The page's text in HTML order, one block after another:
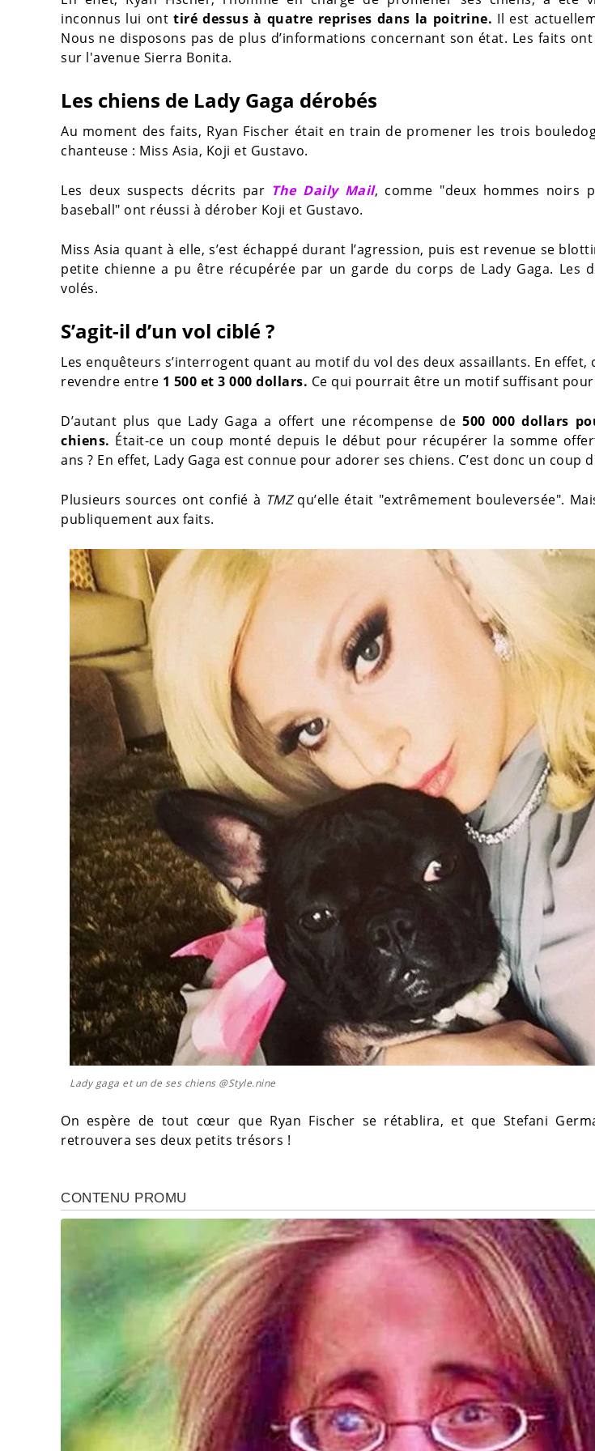
inconnus lui ont tiré dessus à quatre reprises dans la poitrine. Il est
Nous ne disposons pas de plus d’informations concernant son état. Les faits
sur l'avenue Sierra Bonita.
Les chiens de Lady Gaga dérobés
Au moment des faits, Ryan Fischer était en train de promener les trois
chanteuse : Miss Asia, Koji et Gustavo.
Les deux suspects décrits par The Daily Mail, comme "deux hommes noirs
baseball" ont réussi à dérober Koji et Gustavo.
Miss Asia quant à elle, s’est échappé durant l’agression, puis est revenue se
petite chienne a pu être récupérée par un garde du corps de Lady Gaga. Les
volés.
S’agit-il d’un vol ciblé ?
Les enquêteurs s’interrogent quant au motif du vol des deux assaillants. En effet,
revendre entre 1 500 et 3 000 dollars. Ce qui pourrait être un motif suffisant
D’autant plus que Lady Gaga a offert une récompense de500 000 dollars
chiens. Était-ce un coup monté depuis le début pour récupérer la somme
ans ? En effet, Lady Gaga est connue pour adorer ses chiens. C’est donc un coup
Plusieurs sources ont confié à TMZqu’elle était "extrêmement bouleversée".
publiquement aux faits.
Lady gaga et un de ses chiens @Style.nine
On espère de tout cœur que Ryan Fischer se rétablira, et que Stefani
retrouvera ses deux petits trésors !